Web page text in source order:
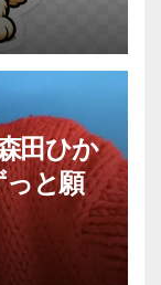
田ひか
と願